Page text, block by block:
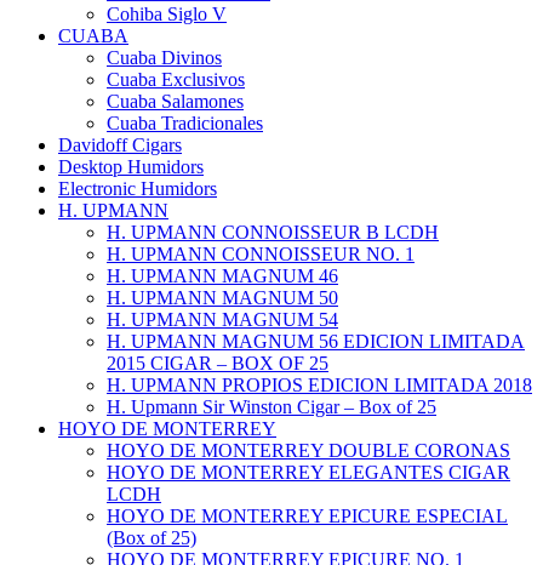
Cohiba Siglo V
CUABA
Cuaba Divinos
Cuaba Exclusivos
Cuaba Salamones
Cuaba Tradicionales
Davidoff Cigars
Desktop Humidors
Electronic Humidors
H. UPMANN
H. UPMANN CONNOISSEUR B LCDH
H. UPMANN CONNOISSEUR NO. 1
H. UPMANN MAGNUM 46
H. UPMANN MAGNUM 50
H. UPMANN MAGNUM 54
H. UPMANN MAGNUM 56 EDICION LIMITADA
2015 CIGAR – BOX OF 25
H. UPMANN PROPIOS EDICION LIMITADA 2018
H. Upmann Sir Winston Cigar – Box of 25
HOYO DE MONTERREY
HOYO DE MONTERREY DOUBLE CORONAS
HOYO DE MONTERREY ELEGANTES CIGAR
LCDH
HOYO DE MONTERREY EPICURE ESPECIAL
(Box of 25)
HOYO DE MONTERREY EPICURE NO. 1